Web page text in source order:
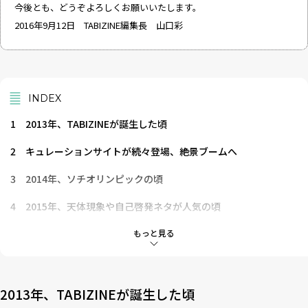
今後とも、どうぞよろしくお願いいたします。
2016年9月12日 TABIZINE編集長 山口彩
もっと見る
INDEX
1
2013年、TABIZINEが誕生した頃
2
キュレーションサイトが続々登場、絶景ブームへ
3
2014年、ソチオリンピックの頃
4
2015年、天体現象や自己啓発ネタが人気の頃
2016年、外国人目線のブーム
7
隠れた人気記事５選
2013年、TABIZINEが誕生した頃